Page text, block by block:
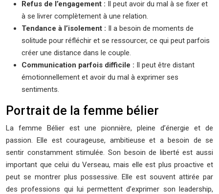
Refus de l’engagement : Il peut avoir du mal à se fixer et
à se livrer complètement à une relation.
Tendance à l’isolement : Il a besoin de moments de
solitude pour réfléchir et se ressourcer, ce qui peut parfois
créer une distance dans le couple.
Communication parfois difficile : Il peut être distant
émotionnellement et avoir du mal à exprimer ses
sentiments.
Portrait de la femme bélier
La femme Bélier est une pionnière, pleine d’énergie et de
passion. Elle est courageuse, ambitieuse et a besoin de se
sentir constamment stimulée. Son besoin de liberté est aussi
important que celui du Verseau, mais elle est plus proactive et
peut se montrer plus possessive. Elle est souvent attirée par
des professions qui lui permettent d’exprimer son leadership,